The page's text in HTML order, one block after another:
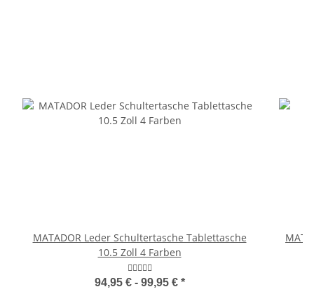
MATADOR Leder Schultertasche Tablettasche
10.5 Zoll 4 Farben
94,95 € - 99,95 € *